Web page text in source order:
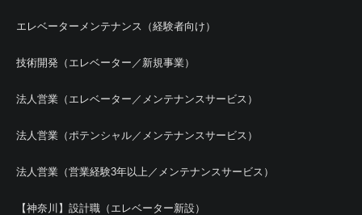
エレベーターメンテナンス（経験者向け）
技術開発（エレベーター／新規事業）
法人営業（エレベーター／メンテナンスサービス）
法人営業（ポテンシャル／メンテナンスサービス）
法人営業（営業経験3年以上／メンテナンスサービス）
【神奈川】設計職（エレベーター新設）